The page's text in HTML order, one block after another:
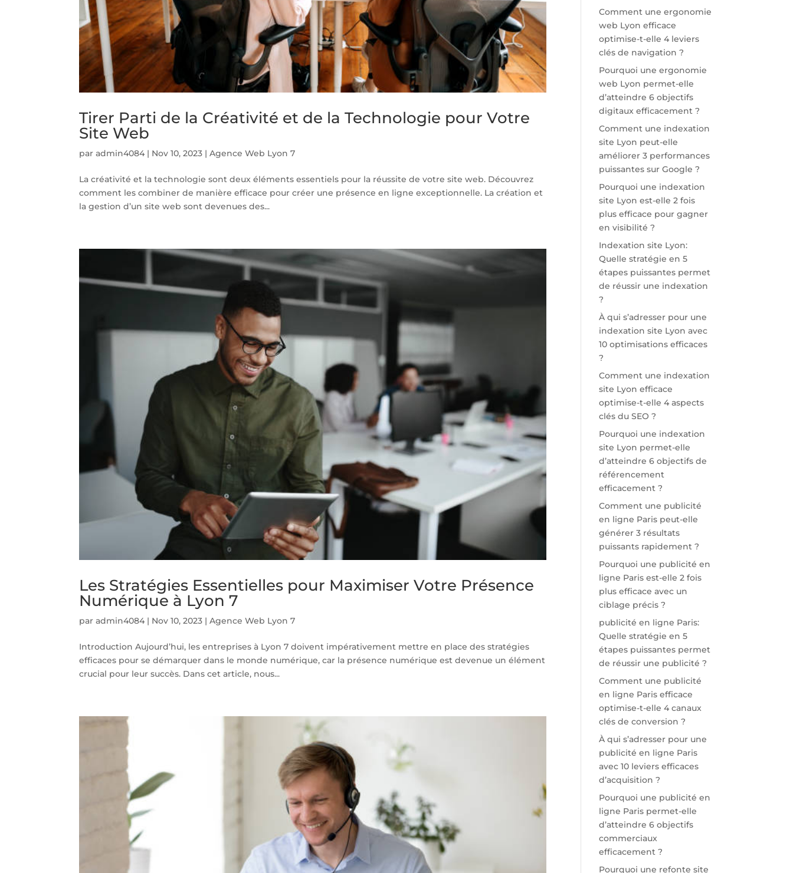
Tirer Parti de la Créativité et de la Technologie pour Votre
Site Web
paradmin4084 | Nov 10, 2023 |Agence Web Lyon 7
La créativité et la technologie sont deux éléments essentiels pour la réussite de votre site web. Découvrez
comment les combiner de manière efficace pour créer une présence en ligne exceptionnelle. La création et
la gestion d’un site web sont devenues des...
Les Stratégies Essentielles pour Maximiser Votre Présence
Numérique à Lyon 7
paradmin4084 | Nov 10, 2023 |Agence Web Lyon 7
Introduction Aujourd’hui, les entreprises à Lyon 7 doivent impérativement mettre en place des stratégies
efficaces pour se démarquer dans le monde numérique, car la présence numérique est devenue un élément
crucial pour leur succès. Dans cet article, nous...
Comment une ergonomie
web Lyon efficace
optimise-t-elle 4 leviers
clés de navigation ?
Pourquoi une ergonomie
web Lyon permet-elle
d’atteindre 6 objectifs
digitaux efficacement ?
Comment une indexation
site Lyon peut-elle
améliorer 3 performances
puissantes sur Google ?
Pourquoi une indexation
site Lyon est-elle 2 fois
plus efficace pour gagner
en visibilité ?
Indexation site Lyon:
Quelle stratégie en 5
étapes puissantes permet
de réussir une indexation
?
À qui s’adresser pour une
indexation site Lyon avec
10 optimisations efficaces
?
Comment une indexation
site Lyon efficace
optimise-t-elle 4 aspects
clés du SEO ?
Pourquoi une indexation
site Lyon permet-elle
d’atteindre 6 objectifs de
référencement
efficacement ?
Comment une publicité
en ligne Paris peut-elle
générer 3 résultats
puissants rapidement ?
Pourquoi une publicité en
ligne Paris est-elle 2 fois
plus efficace avec un
ciblage précis ?
publicité en ligne Paris:
Quelle stratégie en 5
étapes puissantes permet
de réussir une publicité ?
Comment une publicité
en ligne Paris efficace
optimise-t-elle 4 canaux
clés de conversion ?
À qui s’adresser pour une
publicité en ligne Paris
avec 10 leviers efficaces
d’acquisition ?
Pourquoi une publicité en
ligne Paris permet-elle
d’atteindre 6 objectifs
commerciaux
efficacement ?
Pourquoi une refonte site